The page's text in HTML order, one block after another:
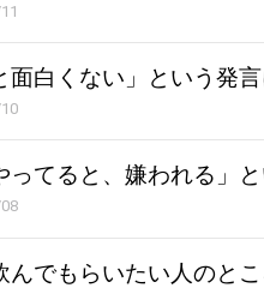
面白くない」という発
ってると、嫌われる」と
んでもらいたい人のと